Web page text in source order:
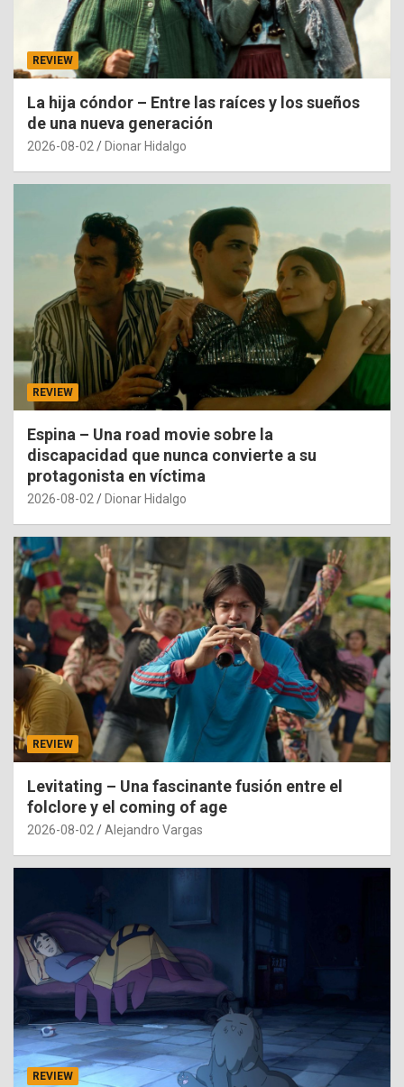
REVIEW
La hija cóndor – Entre las raíces y los sueños
de una nueva generación
2026-08-02 Dionar Hidalgo
REVIEW
Espina – Una road movie sobre la
discapacidad que nunca convierte a su
protagonista en víctima
2026-08-02 Dionar Hidalgo
REVIEW
Levitating – Una fascinante fusión entre el
folclore y el coming of age
2026-08-02 Alejandro Vargas
REVIEW